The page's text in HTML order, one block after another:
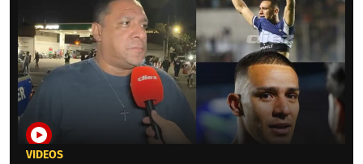
VIDEOS